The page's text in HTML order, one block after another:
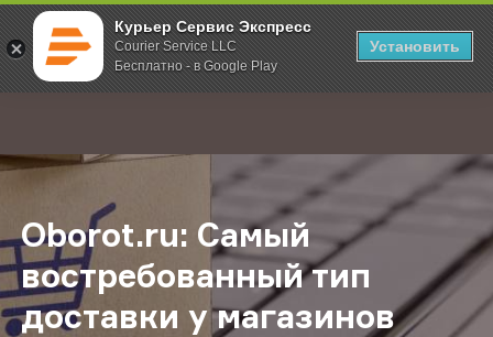
Курьер Сервис Экспресс
Courier Service LLC
Бесплатно - в Google Play
Установить
; Главная О компании Новости Oborot.ru: Самый
Oborot.ru: Самый
востребованный тип
доставки у магазинов